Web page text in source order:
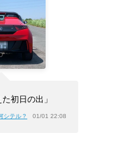
初日の出」
シテル？ 01/01 22:08